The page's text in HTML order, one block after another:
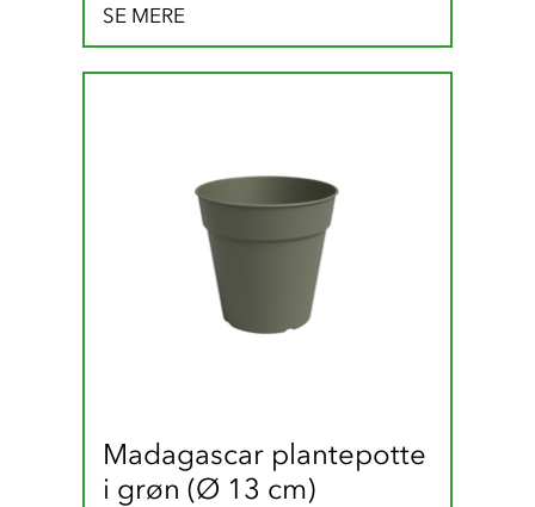
SE MERE
Madagascar plantepotte
i grøn (Ø 13 cm)